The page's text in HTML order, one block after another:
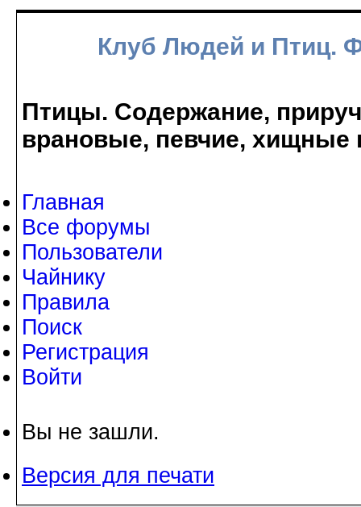
Клуб Людей и Птиц.
Птицы. Содержание,
врановые, певчие, хищные
Главная
Все форумы
Пользователи
Чайнику
Правила
Поиск
Регистрация
Войти
Вы не зашли.
Версия для печати